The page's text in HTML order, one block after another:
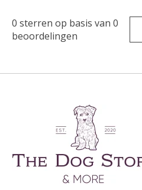
0 sterren op basis van 0
beoordelingen